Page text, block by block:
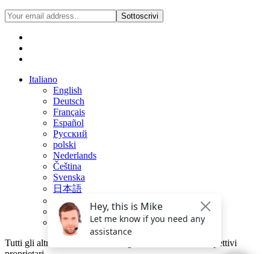
Sottoscrivi
Italiano
English
Deutsch
Français
Español
Русский
polski
Nederlands
Čeština
Svenska
日本語
Dansk
Português
Suomi
Tutti gli altri nomi di marchi e loghi sono marchi dei rispettivi